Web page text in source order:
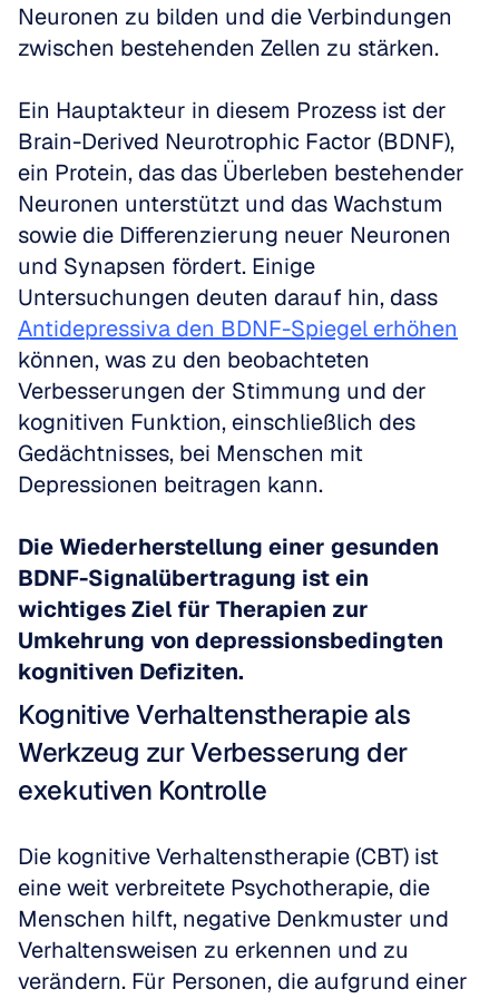
Neuronen zu bilden und die Verbindungen
zwischen bestehenden Zellen zu stärken.
Ein Hauptakteur in diesem Prozess ist der
Brain-Derived Neurotrophic Factor (BDNF),
ein Protein, das das Überleben bestehender
Neuronen unterstützt und das Wachstum
sowie die Differenzierung neuer Neuronen
und Synapsen fördert. Einige
Antidepressiva den BDNF-Spiegel erhöhen
können, was zu den beobachteten
Verbesserungen der Stimmung und der
kognitiven Funktion, einschließlich des
Gedächtnisses, bei Menschen mit
Depressionen beitragen kann.
Die Wiederherstellung einer gesunden
BDNF-Signalübertragung ist ein
wichtiges Ziel für Therapien zur
Umkehrung von depressionsbedingten
kognitiven Defiziten.
Kognitive Verhaltenstherapie als
Werkzeug zur Verbesserung der
exekutiven Kontrolle
Die kognitive Verhaltenstherapie (CBT) ist
eine weit verbreitete Psychotherapie, die
Menschen hilft, negative Denkmuster und
Verhaltensweisen zu erkennen und zu
verändern. Für Personen, die aufgrund einer